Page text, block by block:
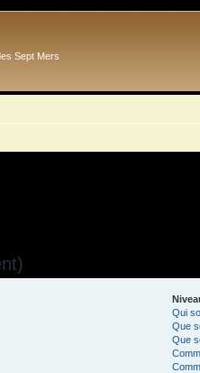
Sept Mers
Qui
Que
Que